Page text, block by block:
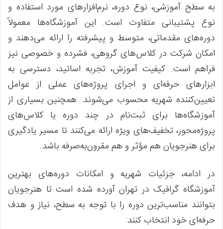
به سطح آموزشی، نوع دوره، نرم‌افزارهای مورد استفاده و
نوع پشتیبانی متفاوت است. این آموزشگاه‌ها معمولاً
دوره‌های مقدماتی، متوسط و پیشرفته را ارائه می‌دهند و
امکان شرکت در کلاس‌های گروهی، فشرده و خصوصی نیز
فراهم است. کیفیت آموزش، تجربه اساتید، دسترسی به
ابزارهای حرفه‌ای و اجرای پروژه‌های عملی از عوامل
تعیین‌کننده شهریه محسوب می‌شوند. همچنین بسیاری از
آموزشگاه‌ها برای ثبت‌نام در چند دوره یا کلاس‌های
پروژه‌محور، تخفیف‌های ویژه ارائه می‌کنند تا مسیر یادگیری
برای هنرجویان هم مؤثر و هم مقرون‌به‌صرفه باشد.
در ادامه، جزئیات شهریه و امکانات دوره‌های بهترین
آموزشگاه گرافیک در تهران آورده شده است تا هنرجویان
بتوانند مناسب‌ترین دوره را با توجه به سطح، نیاز و هدف
حرفه‌ای خود انتخاب کنند: